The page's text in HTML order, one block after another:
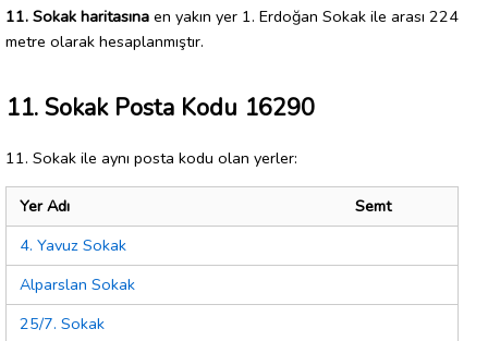
11. Sokak haritasına en yakın yer 1. Erdoğan Sokak ile arası 224
metre olarak hesaplanmıştır.
11. Sokak Posta Kodu 16290
11. Sokak ile aynı posta kodu olan yerler:
Yer Adı
Semt
4. Yavuz Sokak
Alparslan Sokak
25/7. Sokak